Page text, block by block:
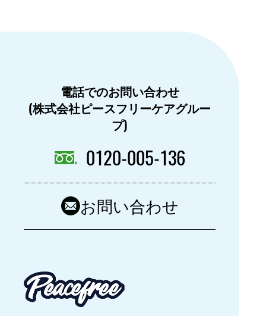
電話でのお問い合わせ
(株式会社ピースフリーケアグルー
プ)
0120-005-136
お問い合わせ